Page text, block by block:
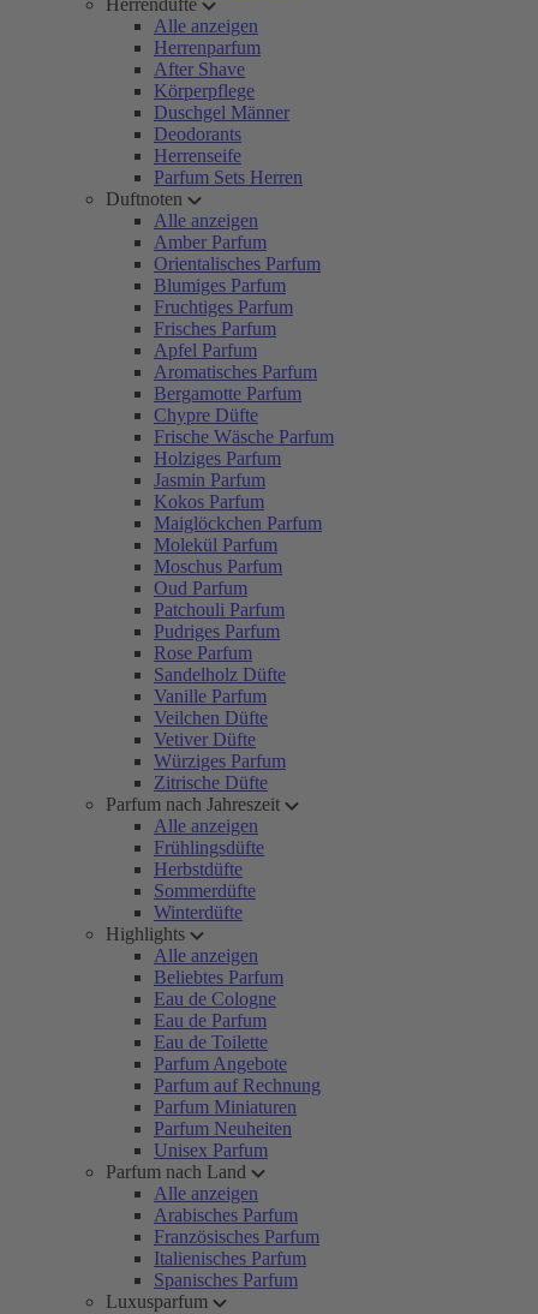
Herrendüfte
Alle anzeigen
Herrenparfum
After Shave
Körperpflege
Duschgel Männer
Deodorants
Herrenseife
Parfum Sets Herren
Duftnoten
Alle anzeigen
Amber Parfum
Orientalisches Parfum
Blumiges Parfum
Fruchtiges Parfum
Frisches Parfum
Apfel Parfum
Aromatisches Parfum
Bergamotte Parfum
Chypre Düfte
Frische Wäsche Parfum
Holziges Parfum
Jasmin Parfum
Kokos Parfum
Maiglöckchen Parfum
Molekül Parfum
Moschus Parfum
Oud Parfum
Patchouli Parfum
Pudriges Parfum
Rose Parfum
Sandelholz Düfte
Vanille Parfum
Veilchen Düfte
Vetiver Düfte
Würziges Parfum
Zitrische Düfte
Parfum nach Jahreszeit
Alle anzeigen
Frühlingsdüfte
Herbstdüfte
Sommerdüfte
Winterdüfte
Highlights
Alle anzeigen
Beliebtes Parfum
Eau de Cologne
Eau de Parfum
Eau de Toilette
Parfum Angebote
Parfum auf Rechnung
Parfum Miniaturen
Parfum Neuheiten
Unisex Parfum
Parfum nach Land
Alle anzeigen
Arabisches Parfum
Französisches Parfum
Italienisches Parfum
Spanisches Parfum
Luxusparfum